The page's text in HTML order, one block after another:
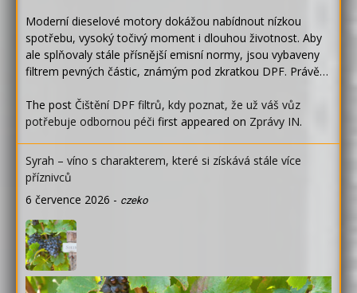
Moderní dieselové motory dokážou nabídnout nízkou
spotřebu, vysoký točivý moment i dlouhou životnost. Aby
ale splňovaly stále přísnější emisní normy, jsou vybaveny
filtrem pevných částic, známým pod zkratkou DPF. Právě…
The post Čištění DPF filtrů, kdy poznat, že už váš vůz
potřebuje odbornou péči first appeared on Zprávy IN.
Syrah – víno s charakterem, které si získává stále více
příznivců
6 července 2026 - czeko